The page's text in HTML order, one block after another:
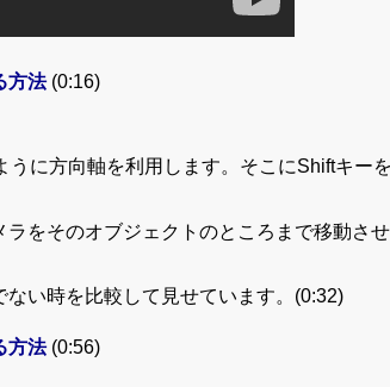
方法 (0:16)
に方向軸を利用します。そこにShiftキーを
をそのオブジェクトのところまで移動さ
い時を比較して見せています。(0:32)
方法 (0:56)